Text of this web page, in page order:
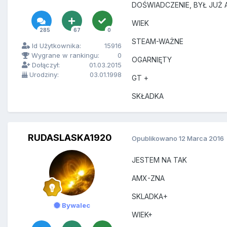
285 67 0
Id Użytkownika:
15916
Wygrane w rankingu:
0
Dołączył:
01.03.2015
Urodziny:
03.01.1998
DOŚWIADCZENIE, BYŁ JUŻ
WIEK
STEAM-WAŻNE
OGARNIĘTY
GT +
SKŁADKA
RUDASLASKA1920
Bywalec
Opublikowano 12 Marca 2016
JESTEM NA TAK
AMX-ZNA
SKLADKA+
WIEK+